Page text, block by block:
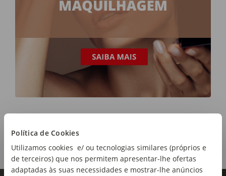
Política de Cookies
Utilizamos cookies e/ ou tecnologias similares (próprios e
de terceiros) que nos permitem apresentar-lhe ofertas
adaptadas às suas necessidades e mostrar-lhe anúncios